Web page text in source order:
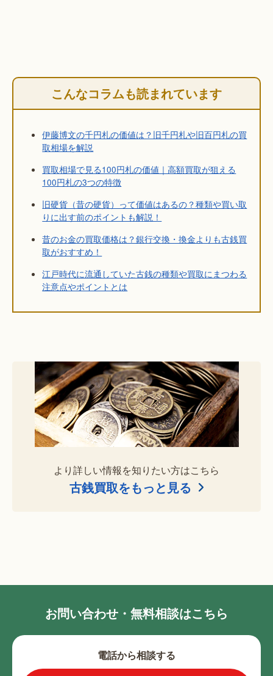
こんなコラムも読まれています
伊藤博文の千円札の価値は？旧千円札や旧百円札の買
取相場を解説
買取相場で見る100円札の価値｜高額買取が狙える
100円札の3つの特徴
旧硬貨（昔の硬貨）って価値はあるの？種類や買い取
りに出す前のポイントも解説！
昔のお金の買取価格は？銀行交換・換金よりも古銭買
取がおすすめ！
江戸時代に流通していた古銭の種類や買取にまつわる
注意点やポイントとは
より詳しい情報を知りたい方はこちら
古銭買取をもっと見る
お問い合わせ・無料相談はこちら
電話から相談する